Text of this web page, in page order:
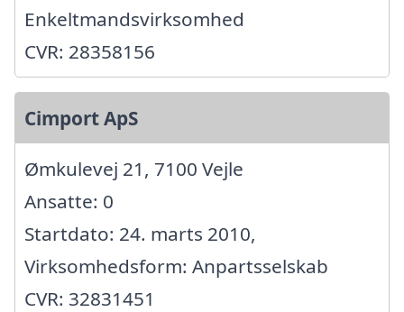
Enkeltmandsvirksomhed
CVR: 28358156
Cimport ApS
Ømkulevej 21, 7100 Vejle
Ansatte: 0
Startdato: 24. marts 2010,
Virksomhedsform: Anpartsselskab
CVR: 32831451